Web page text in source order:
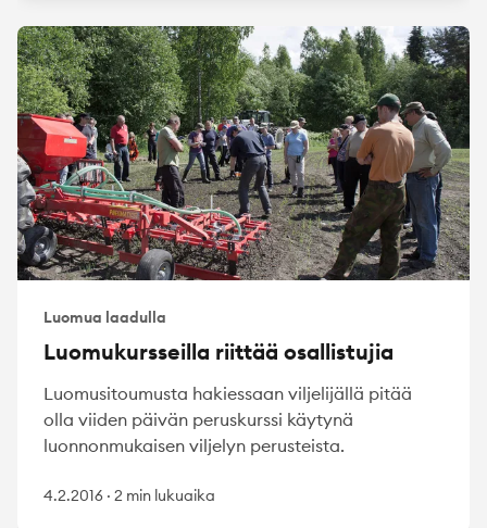
Luomua laadulla
Luomukursseilla riittää osallistujia
Luomusitoumusta hakiessaan viljelijällä pitää
olla viiden päivän peruskurssi käytynä
luonnonmukaisen viljelyn perusteista.
4.2.2016 · 2 min lukuaika